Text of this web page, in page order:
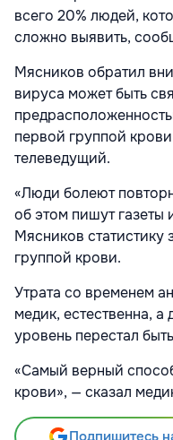
всего 20% людей,
сложно выявить,
Мясников обратил
вируса может быть
первой группой
телеведущий.
«Люди болеют
об этом пишут газеты
Мясников
группой крови.
Утрата со временем
медик, естественна,
уровень перестал
«Самый верный
крови», — сказал
Подпишитесь